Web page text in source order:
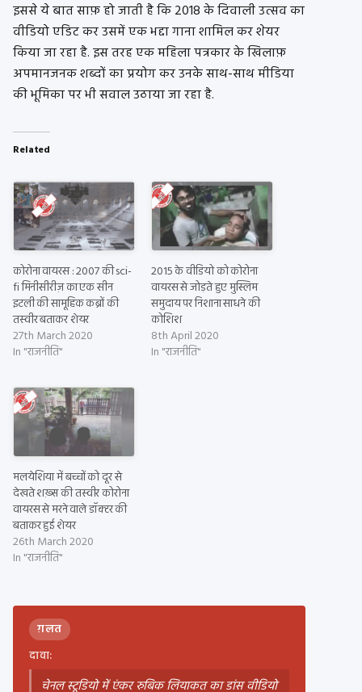
इससे ये बात साफ़ हो जाती है कि 2018 के दिवाली उत्सव का
वीडियो एडिट कर उसमें एक भद्दा गाना शामिल कर शेयर
किया जा रहा है. इस तरह एक महिला पत्रकार के खिलाफ़
अपमानजनक शब्दों का प्रयोग कर उनके साथ-साथ मीडिया
की भूमिका पर भी सवाल उठाया जा रहा है.
Related
कोरोना वायरस : 2007 की sci-
fi मिनीसीरीज़ का एक सीन
इटली की सामूहिक कब्रों की
तस्वीर बताकर शेयर
27th March 2020
In "राजनीति"
2015 के वीडियो को कोरोना
वायरस से जोड़ते हुए मुस्लिम
समुदाय पर निशाना साधने की
कोशिश
8th April 2020
In "राजनीति"
मलयेशिया में बच्चों को दूर से
देखते शख़्स की तस्वीर कोरोना
वायरस से मरने वाले डॉक्टर की
बताकर हुई शेयर
26th March 2020
In "राजनीति"
ग़लत
दावा:
चेनल स्टूडियो में एंकर रुबिक लियाकत का डांस वीडियो